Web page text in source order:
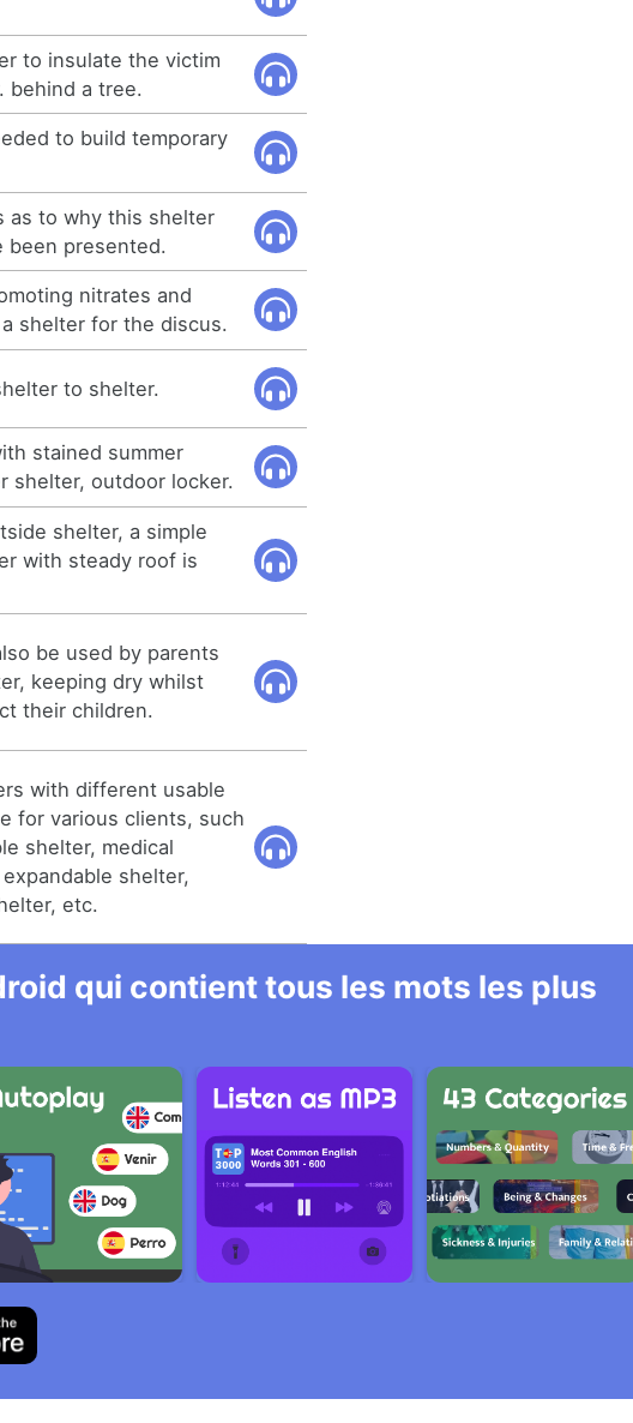
to insulate the victim
behind a tree.
to build temporary
as to why this shelter
been presented.
nitrates and
shelter for the discus.
to shelter.
stained summer
shelter, outdoor locker.
shelter, a simple
with steady roof is
be used by parents
keeping dry whilst
their children.
with different usable
for various clients, such
shelter, medical
shelter,
etc.
qui contient tous les mots les plus